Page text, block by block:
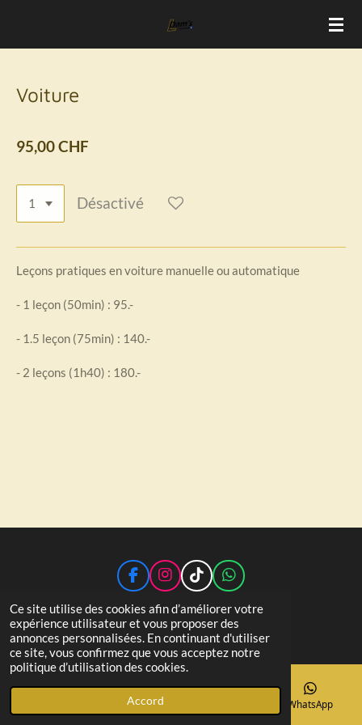
Ce site utilise des cookies afin d’améliorer votre
expérience utilisateur et vous proposer des
annonces personnalisées. En continuant d'utiliser
ce site, vous confirmez que vous acceptez notre
politique d’utilisation des cookies.
Accord
Voiture
95,00 CHF
Désactivé
Leçons pratiques en voiture manuelle ou automatique
- 1 leçon (50min) : 95.-
- 1.5 leçon (75min) : 140.-
- 2 leçons (1h40) : 180.-
F
a
c
e
b
o
o
k
I
n
s
t
a
g
r
a
T
i
k
T
o
k
W
h
a
t
s
A
p
© 2026 Dams-autoecole.ch
Propulsé par Webador
Carte WhatsApp